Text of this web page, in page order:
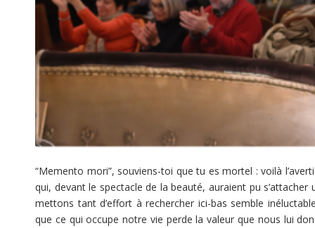
“Memento mori”, souviens-toi que tu es mortel : voilà
qui, devant le spectacle de la beauté, auraient pu
mettons tant d’effort à rechercher ici-bas semble
que ce qui occupe notre vie perde la valeur que nous lui